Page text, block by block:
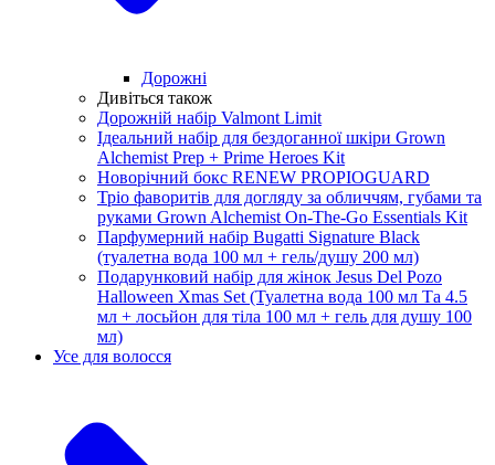
Дорожні
Дивіться також
Дорожній набір Valmont Limit
Ідеальний набір для бездоганної шкіри Grown
Alchemist Prep + Prime Heroes Kit
Новорічний бокс RENEW PROPIOGUARD
Тріо фаворитів для догляду за обличчям, губами та
руками Grown Alchemist On-The-Go Essentials Kit
Парфумерний набір Bugatti Signature Black
(туалетна вода 100 мл + гель/душу 200 мл)
Подарунковий набір для жінок Jesus Del Pozo
Halloween Xmas Set (Туалетна вода 100 мл Та 4.5
мл + лосьйон для тіла 100 мл + гель для душу 100
мл)
Усе для волосся